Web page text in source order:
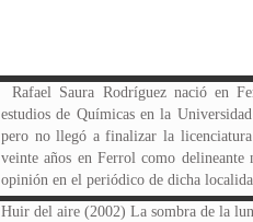
Rafael Saura Rodríguez nació en
estudios de Químicas en la
pero no llegó a finalizar la
veinte años en Ferrol como
opinión en el periódico de dicha
Huir del aire (2002) La sombra de la